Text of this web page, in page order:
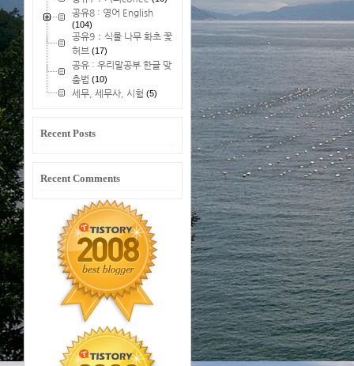
공유8 : 영어 English
(104)
공유9：식물 나무 화초 꽃
허브 (17)
공유 : 우리말공부 한글 맞
춤법 (10)
세무, 세무사, 시험 (5)
Recent Posts
Recent Comments